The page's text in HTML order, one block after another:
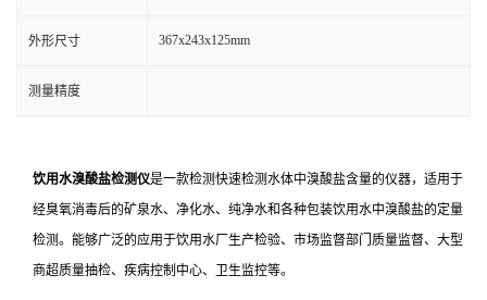
外形尺寸 367x243x125mm
测量精度
饮用水溴酸盐检测仪是一款检测快速检测水体中溴酸盐含量的仪器，适用于
经臭氧消毒后的矿泉水、净化水、纯净水和各种包装饮用水中溴酸盐的定量
检测。能够广泛的应用于饮用水厂生产检验、市场监督部门质量监督、大型
商超质量抽检、疾病控制中心、卫生监控等。